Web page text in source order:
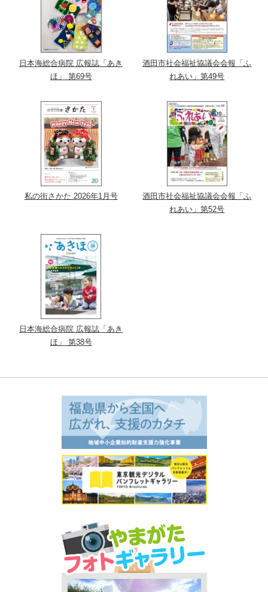
日本海総合病院 広報誌「あき
ほ」 第69号
酒田市社会福祉協議会会報「ふ
れあい」第49号
私の街さかた 2026年1月号
酒田市社会福祉協議会会報「ふ
れあい」第52号
日本海総合病院 広報誌「あき
ほ」 第38号